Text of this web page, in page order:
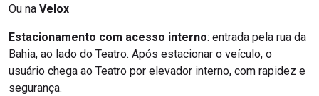
Ou na Velox
Estacionamento com acesso interno: entrada pela rua da
Bahia, ao lado do Teatro. Após estacionar o veículo, o
usuário chega ao Teatro por elevador interno, com rapidez e
segurança.